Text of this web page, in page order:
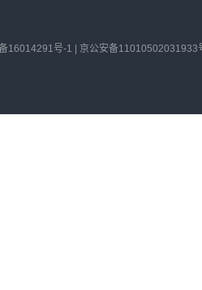
16014291号-1 | 京公安备11010502031933